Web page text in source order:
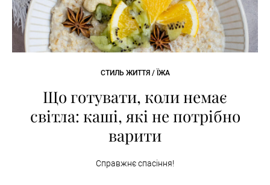
СТИЛЬ ЖИТТЯ / ЇЖА
Що готувати, коли немає
світла: каші, які не потрібно
варити
Справжнє спасіння!